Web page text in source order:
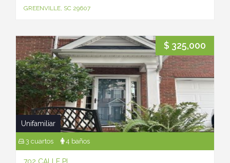
GREENVILLE, SC 29607
$ 325,000
Unifamiliar
3 cuartos 4 baños